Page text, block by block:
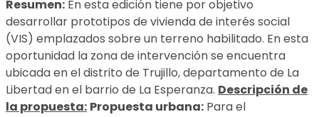
Resumen: En esta edición tiene por objetivo
desarrollar prototipos de vivienda de interés social
(VIS) emplazados sobre un terreno habilitado. En esta
oportunidad la zona de intervención se encuentra
ubicada en el distrito de Trujillo, departamento de La
Libertad en el barrio de La Esperanza. Descripción de
la propuesta: Propuesta urbana: Para el